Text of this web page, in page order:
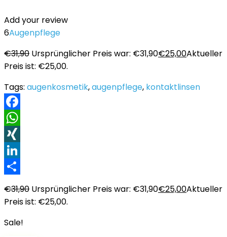
Add your review
6Augenpflege
€31,90 Ursprünglicher Preis war: €31,90€25,00Aktueller
Preis ist: €25,00.
Tags: augenkosmetik,augenpflege, kontaktlinsen
Facebook
WhatsApp
XING
LinkedIn
€31,90 Ursprünglicher Preis war: €31,90€25,00Aktueller
Preis ist: €25,00.
Sale!